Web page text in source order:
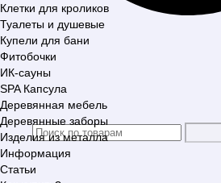
Клетки для кроликов
Туалеты и душевые
Купели для бани
Фитобочки
ИК-сауны
SPA Капсула
Деревянная мебель
Деревянные заборы
Изделия из металла
Информация
Статьи